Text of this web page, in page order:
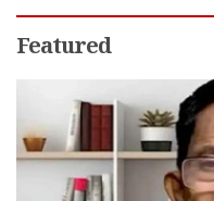
Featured